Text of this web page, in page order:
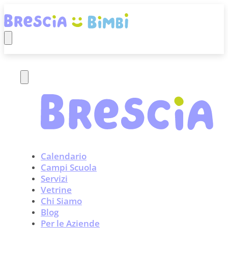
Calendario
Campi Scuola
Servizi
Vetrine
Chi Siamo
Blog
Per le Aziende